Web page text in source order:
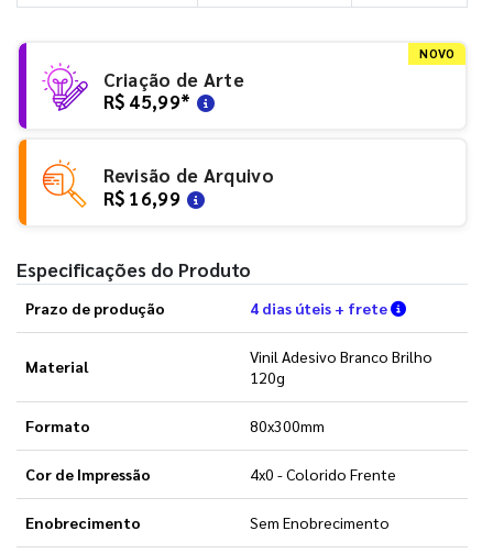
NOVO
Criação de Arte
R$ 45,99*
Revisão de Arquivo
R$ 16,99
Especificações do Produto
Prazo de produção 4 dias úteis + frete Verifique
Material
Vinil Adesivo Branco Brilho
120g
Formato 80x300mm
Cor de Impressão 4x0 - Colorido Frente
Enobrecimento Sem Enobrecimento